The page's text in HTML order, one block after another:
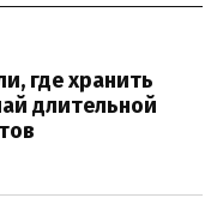
где хранить
длительной